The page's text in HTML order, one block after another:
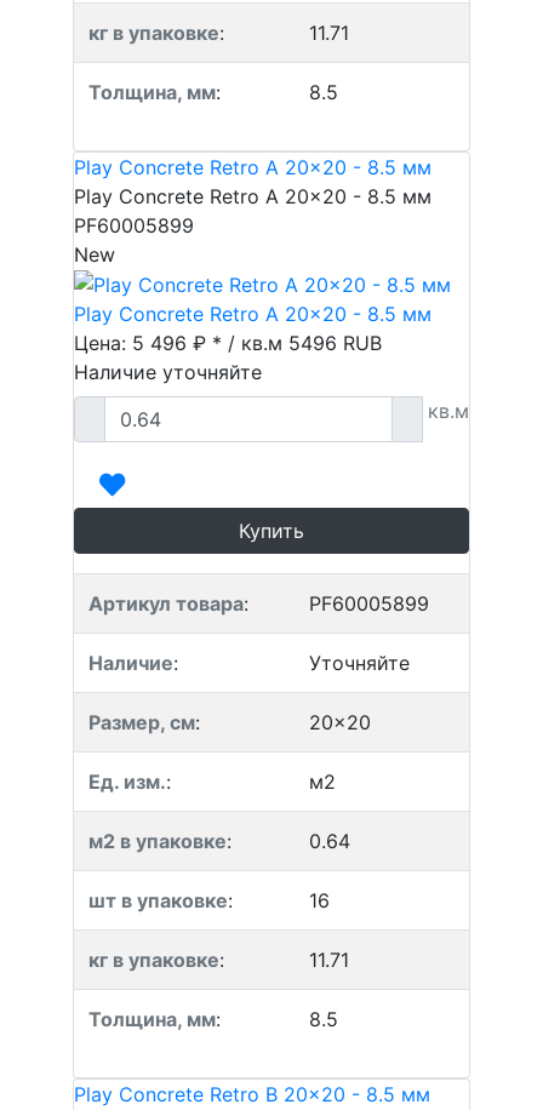
кг в упаковке: 11.71
Толщина, мм: 8.5
Play Concrete Retro A 20x20 - 8.5 мм
Play Concrete Retro A 20x20 - 8.5 мм
PF60005899
New
Play Concrete Retro A 20x20 - 8.5 мм
Цена: 5 496 ₽ * / кв.м 5496 RUB
Наличие уточняйте
кв.м
Купить
Артикул товара: PF60005899
Наличие: Уточняйте
Размер, см: 20x20
Ед. изм.: м2
м2 в упаковке: 0.64
шт в упаковке: 16
кг в упаковке: 11.71
Толщина, мм: 8.5
Play Concrete Retro B 20x20 - 8.5 мм